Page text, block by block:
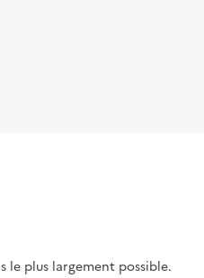
plus largement possible.